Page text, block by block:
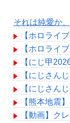
それは純愛か
【ホロライ
【ホロライ
【にじ甲
【にじさん
【にじさん
【熊本地震
【動画】ク